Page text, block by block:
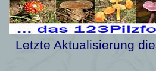
Letzte Aktualisierung